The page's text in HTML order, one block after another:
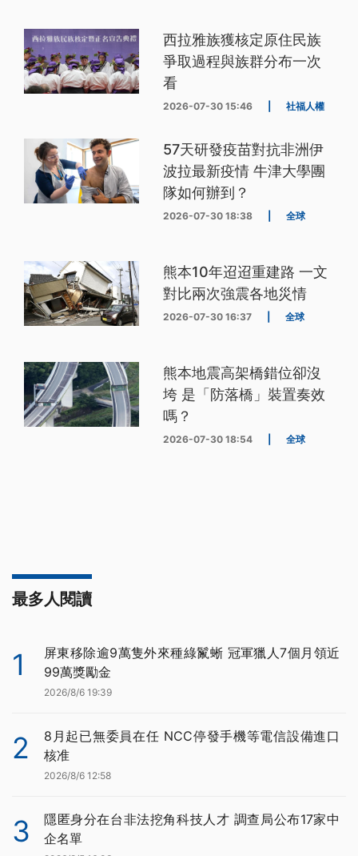
西拉雅族獲核定原住民族
爭取過程與族群分布一次
看
2026-07-30 15:46 社福人權
57天研發疫苗對抗非洲伊
波拉最新疫情 牛津大學團
隊如何辦到？
2026-07-30 18:38 全球
熊本10年迢迢重建路 一文
對比兩次強震各地災情
2026-07-30 16:37 全球
熊本地震高架橋錯位卻沒
垮 是「防落橋」裝置奏效
嗎？
2026-07-30 18:54 全球
最多人閱讀
1
屏東移除逾9萬隻外來種綠鬣蜥 冠軍獵人7個月領近
99萬獎勵金
2026/8/6 19:39
2
8月起已無委員在任 NCC停發手機等電信設備進口
核准
2026/8/6 12:58
3
隱匿身分在台非法挖角科技人才 調查局公布17家中
企名單